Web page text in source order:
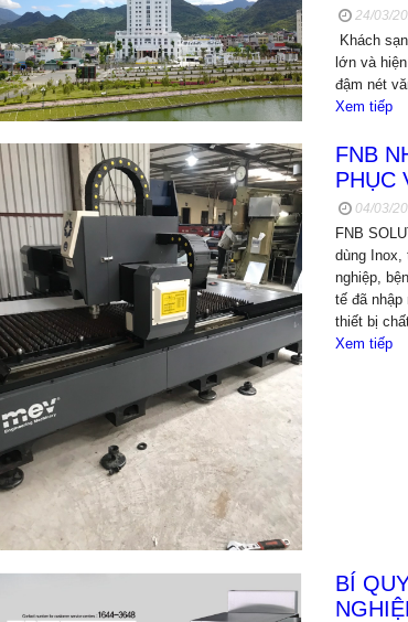
24/03/
Khách
lớn và
đậm nét
Xem tiếp
FNB
PHỤC
04/03/
FNB
dùng Inox,
nghiệp,
tế đã
thiết bị
Xem tiếp
BÍ